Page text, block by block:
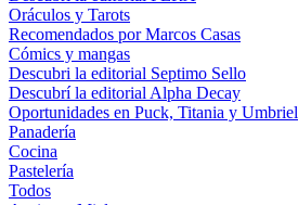
Oráculos y Tarots
Recomendados por Marcos Casas
Cómics y mangas
Descubri la editorial Septimo Sello
Descubrí la editorial Alpha Decay
Oportunidades en Puck, Titania y Umbriel
Panadería
Cocina
Pastelería
Todos